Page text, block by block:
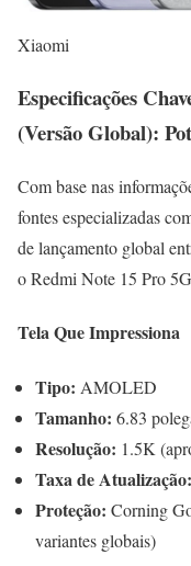
Xiaomi
Especificações
(Versão Global):
Com base nas
fontes especializadas
de lançamento global
o Redmi Note 15 Pro
Tela Que Impressiona
Tipo: AMOLED
Tamanho: 6.83
Resolução: 1.5K
Taxa de Atualização:
Proteção: Corning
variantes globais)